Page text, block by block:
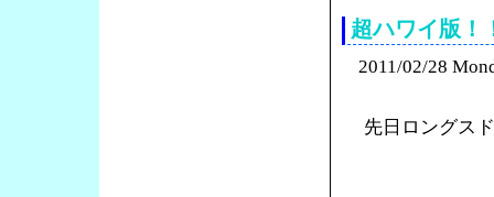
超ハワイ版！
2011/02/28
先日ロングス